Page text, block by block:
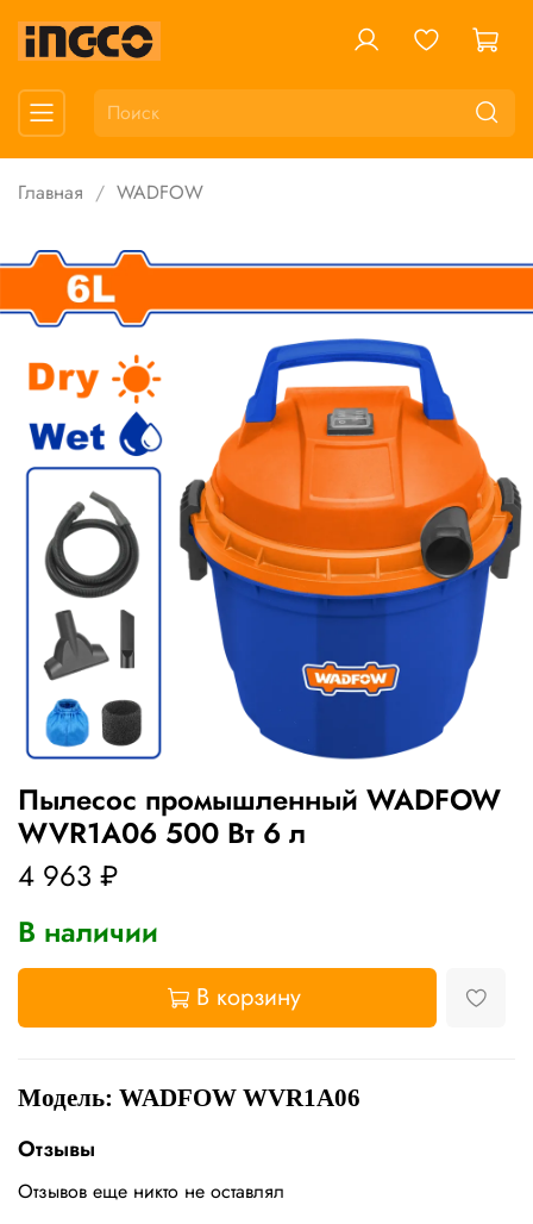
Главная WADFOW
Пылесос промышленный WADFOW
WVR1A06 500 Вт 6 л
4 963 ₽
В наличии
В корзину
Модель: WADFOW WVR1A06
Отзывы
Отзывов еще никто не оставлял